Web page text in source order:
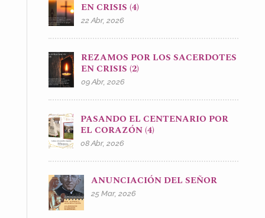
EN CRISIS (4)
22 Abr, 2026
REZAMOS POR LOS SACERDOTES
EN CRISIS (2)
09 Abr, 2026
PASANDO EL CENTENARIO POR
EL CORAZÓN (4)
08 Abr, 2026
ANUNCIACIÓN DEL SEÑOR
25 Mar, 2026